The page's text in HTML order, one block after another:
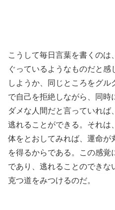
こうして毎日言葉を書くのは
ぐっているようなものだと
しようか、同じところをグル
で自己を拒絶しながら、同時
ダメな人間だと言っていれば
逃れることができる。それは
体をとおしてみれば、運命が
を得るからである。この感覚
であり、逃れることのできな
克つ道をみつけるのだ。